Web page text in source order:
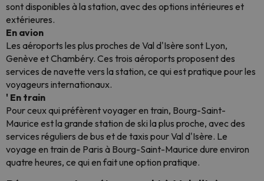
sont disponibles à la station, avec des options intérieures et
extérieures.
En avion
Les aéroports les plus proches de Val d'Isère sont Lyon,
Genève et Chambéry. Ces trois aéroports proposent des
services de navette vers la station, ce qui est pratique pour les
voyageurs internationaux.
' En train
Pour ceux qui préfèrent voyager en train, Bourg-Saint-
Maurice est la grande station de ski la plus proche, avec des
services réguliers de bus et de taxis pour Val d'Isère. Le
voyage en train de Paris à Bourg-Saint-Maurice dure environ
quatre heures, ce qui en fait une option pratique.